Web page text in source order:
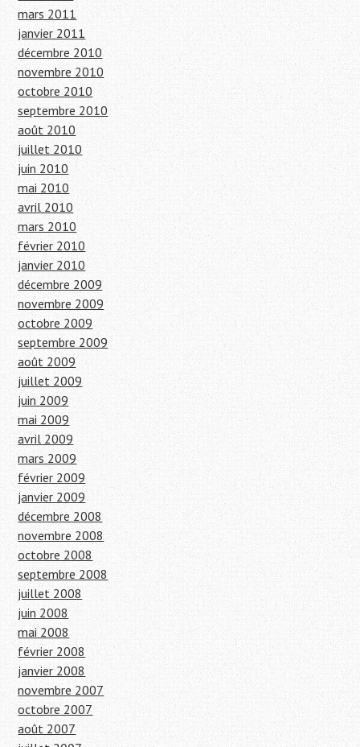
mars 2011
janvier 2011
décembre 2010
novembre 2010
octobre 2010
septembre 2010
août 2010
juillet 2010
juin 2010
mai 2010
avril 2010
mars 2010
février 2010
janvier 2010
décembre 2009
novembre 2009
octobre 2009
septembre 2009
août 2009
juillet 2009
juin 2009
mai 2009
avril 2009
mars 2009
février 2009
janvier 2009
décembre 2008
novembre 2008
octobre 2008
septembre 2008
juillet 2008
juin 2008
mai 2008
février 2008
janvier 2008
novembre 2007
octobre 2007
août 2007